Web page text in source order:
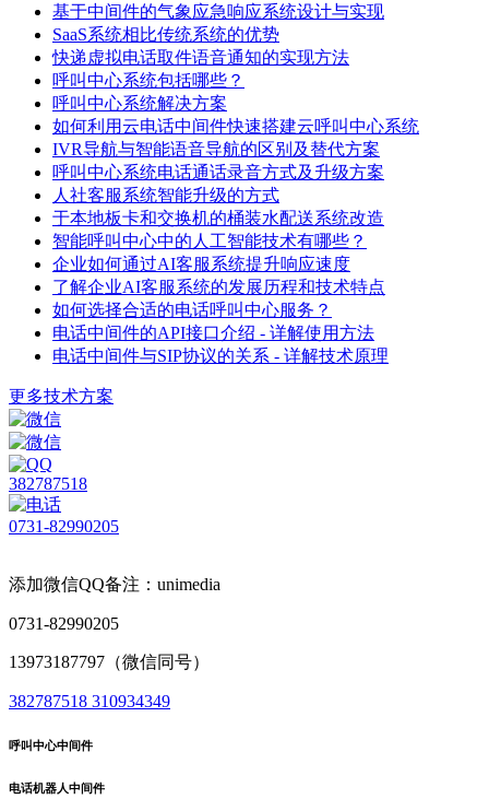
基于中间件的气象应急响应系统设计与实现
SaaS系统相比传统系统的优势
快递虚拟电话取件语音通知的实现方法
呼叫中心系统包括哪些？
呼叫中心系统解决方案
如何利用云电话中间件快速搭建云呼叫中心系统
IVR导航与智能语音导航的区别及替代方案
呼叫中心系统电话通话录音方式及升级方案
人社客服系统智能升级的方式
于本地板卡和交换机的桶装水配送系统改造
智能呼叫中心中的人工智能技术有哪些？
企业如何通过AI客服系统提升响应速度
了解企业AI客服系统的发展历程和技术特点
如何选择合适的电话呼叫中心服务？
电话中间件的API接口介绍 - 详解使用方法
电话中间件与SIP协议的关系 - 详解技术原理
更多技术方案
382787518
0731-82990205
添加微信QQ备注：unimedia
0731-82990205
13973187797（微信同号）
382787518 310934349
呼叫中心中间件
电话机器人中间件